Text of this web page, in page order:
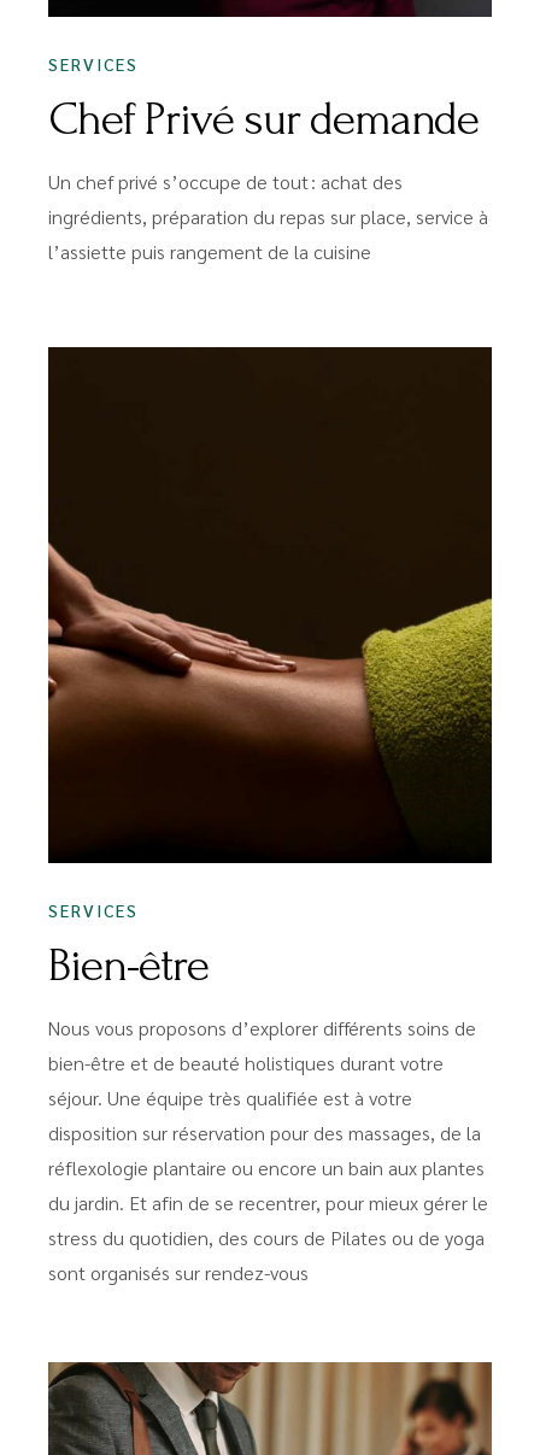
SERVICES
Chef Privé sur demande
Un chef privé s’occupe de tout : achat des
ingrédients, préparation du repas sur place, service à
l’assiette puis rangement de la cuisine
SERVICES
Bien-être
Nous vous proposons d’explorer différents soins de
bien-être et de beauté holistiques durant votre
séjour. Une équipe très qualifiée est à votre
disposition sur réservation pour des massages, de la
réflexologie plantaire ou encore un bain aux plantes
du jardin. Et afin de se recentrer, pour mieux gérer le
stress du quotidien, des cours de Pilates ou de yoga
sont organisés sur rendez-vous